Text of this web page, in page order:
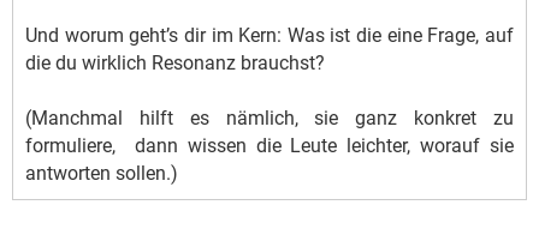
Und worum geht’s dir im Kern: Was ist die eine Frage, auf
die du wirklich Resonanz brauchst?
(Manchmal hilft es nämlich, sie ganz konkret zu
formuliere, dann wissen die Leute leichter, worauf sie
antworten sollen.)